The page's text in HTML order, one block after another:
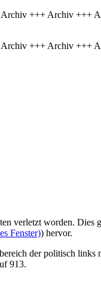
+++ Archiv +++
+++ Archiv +++
verletzt worden. Dies
Fenster)) hervor.
der politisch
913.